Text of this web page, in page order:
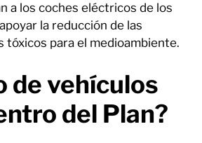
a los coches eléctricos de los
la reducción de las
tóxicos para el medioambiente.
de vehículos
del Plan?